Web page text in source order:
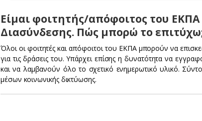
Είμαι φοιτητής/απόφοιτος του
Διασύνδεσης. Πώς μπορώ το
Όλοι οι φοιτητές και απόφοιτοι του ΕΚΠΑ μπορούν να
για τις δράσεις του. Υπάρχει επίσης η δυνατότητα να
και να λαμβανούν όλο το σχετικό ενημερωτικό υλικό.
μέσων κοινωνικής δικτύωσης.